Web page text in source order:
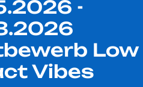
-
Low
Vibes